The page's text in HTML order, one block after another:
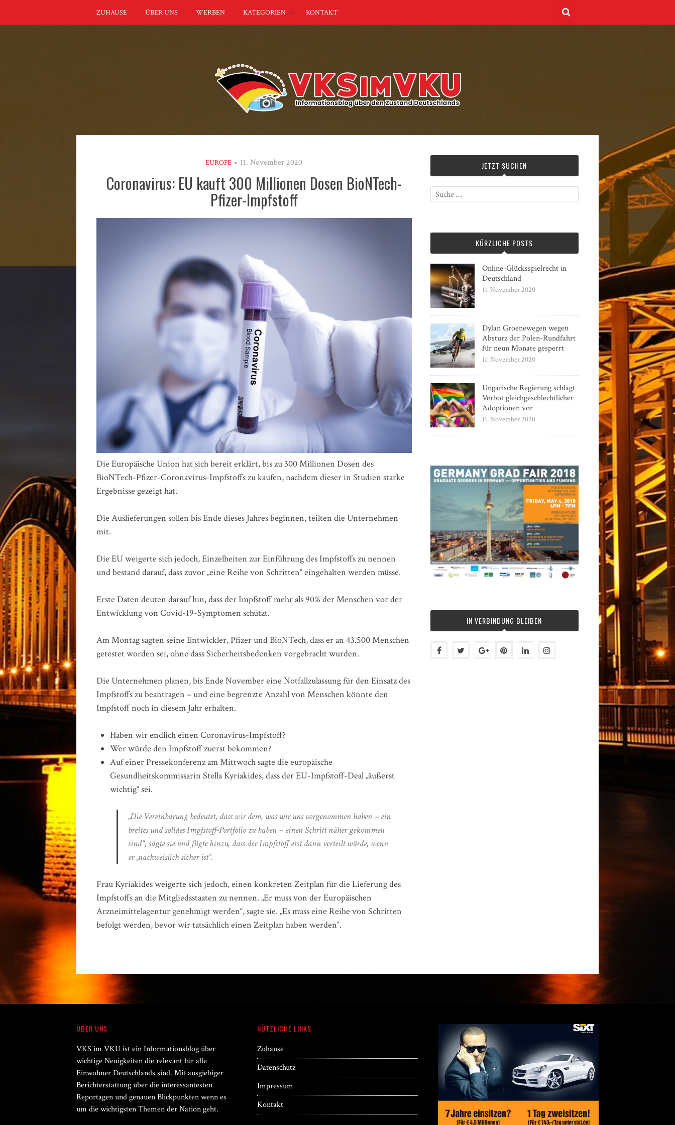
ZUHAUSE ÜBER UNS WERBEN KATEGORIEN KONTAKT
EUROPE 11. November 2020
Coronavirus: EU kauft 300 Millionen Dosen BioNTech-
Pfizer-Impfstoff
Die Europäische Union hat sich bereit erklärt, bis zu 300 Millionen Dosen des
BioNTech-Pfizer-Coronavirus-Impfstoffs zu kaufen, nachdem dieser in Studien starke
Ergebnisse gezeigt hat.
Die Auslieferungen sollen bis Ende dieses Jahres beginnen, teilten die Unternehmen
mit.
Die EU weigerte sich jedoch, Einzelheiten zur Einführung des Impfstoffs zu nennen
und bestand darauf, dass zuvor „eine Reihe von Schritten“ eingehalten werden müsse.
Erste Daten deuten darauf hin, dass der Impfstoff mehr als 90% der Menschen vor der
Entwicklung von Covid-19-Symptomen schützt.
Am Montag sagten seine Entwickler, Pfizer und BioNTech, dass er an 43.500 Menschen
getestet worden sei, ohne dass Sicherheitsbedenken vorgebracht wurden.
Die Unternehmen planen, bis Ende November eine Notfallzulassung für den Einsatz des
Impfstoffs zu beantragen – und eine begrenzte Anzahl von Menschen könnte den
Impfstoff noch in diesem Jahr erhalten.
Haben wir endlich einen Coronavirus-Impfstoff?
Wer würde den Impfstoff zuerst bekommen?
Auf einer Pressekonferenz am Mittwoch sagte die europäische
Gesundheitskommissarin Stella Kyriakides, dass der EU-Impfstoff-Deal „äußerst
wichtig“ sei.
„Die Vereinbarung bedeutet, dass wir dem, was wir uns vorgenommen haben – ein
breites und solides Impfstoff-Portfolio zu haben – einen Schritt näher gekommen
sind“, sagte sie und fügte hinzu, dass der Impfstoff erst dann verteilt würde, wenn
er „nachweislich sicher ist“.
Frau Kyriakides weigerte sich jedoch, einen konkreten Zeitplan für die Lieferung des
Impfstoffs an die Mitgliedsstaaten zu nennen. „Er muss von der Europäischen
Arzneimittelagentur genehmigt werden“, sagte sie. „Es muss eine Reihe von Schritten
befolgt werden, bevor wir tatsächlich einen Zeitplan haben werden“.
JETZT SUCHEN
KÜRZLICHE POSTS
Online-Glücksspielrecht in
Deutschland
11. November 2020
Dylan Groenewegen wegen
Absturz der Polen-Rundfahrt
für neun Monate gesperrt
11. November 2020
Ungarische Regierung schlägt
Verbot gleichgeschlechtlicher
Adoptionen vor
11. November 2020
IN VERBINDUNG BLEIBEN
ÜBER UNS
VKS im VKU ist ein Informationsblog über
wichtige Neuigkeiten die relevant für alle
Einwohner Deutschlands sind. Mit ausgiebiger
Berichterstattung über die interessantesten
Reportagen und genauen Blickpunkten wenn es
um die wichtigsten Themen der Nation geht.
NÜTZLICHE LINKS
Zuhause
Datenschutz
Impressum
Kontakt